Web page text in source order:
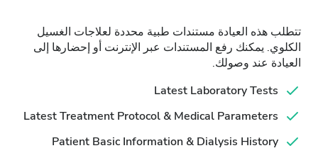
تتطلب هذه العيادة مستندات طبية محددة لعلاجات الغسيل
الكلوي. يمكنك رفع المستندات عبر الإنترنت أو إحضارها إلى
العيادة عند وصولك.
Latest Laboratory Tests
Latest Treatment Protocol & Medical Parameters
Patient Basic Information & Dialysis History